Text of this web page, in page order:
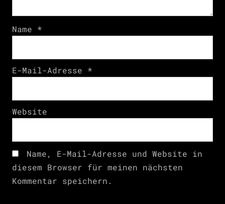
Name *
E-Mail-Adresse *
Website
Name, E-Mail-Adresse und Website in
diesem Browser für meinen nächsten
Kommentar speichern.